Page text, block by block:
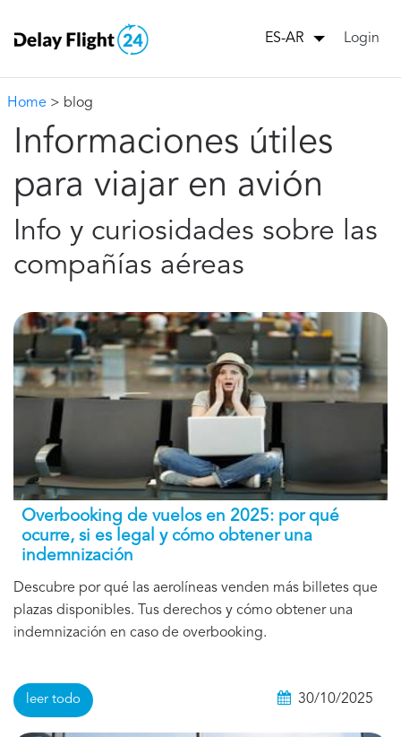
ES-AR Login
Home > blog
Informaciones útiles
para viajar en avión
Info y curiosidades sobre las
compañías aéreas
Overbooking de vuelos en 2025: por qué
ocurre, si es legal y cómo obtener una
indemnización
Descubre por qué las aerolíneas venden más billetes que
plazas disponibles. Tus derechos y cómo obtener una
indemnización en caso de overbooking.
leer todo 30/10/2025